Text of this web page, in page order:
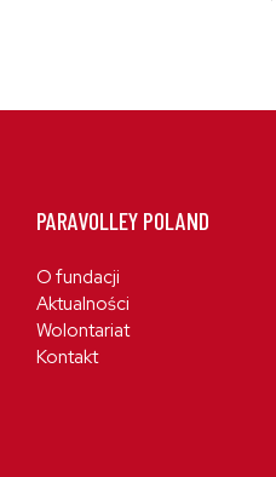
PARAVOLLEY POLAND
O fundacji
Aktualności
Wolontariat
Kontakt